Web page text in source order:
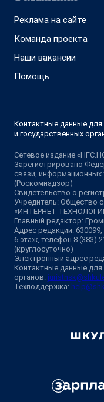
Реклама на сайте
Команда проекта
Наши вакансии
Помощь
Контактные данные
и государственных
Сетевое издание
Зарегистрировано
связи, информационных
(Роскомнадзор)
Свидетельство о
Учредитель: Общество
«ИНТЕРНЕТ
Главный редактор:
Адрес редакции:
6 этаж, телефон 8 (383)
(круглосуточно)
Электронный адрес
Контактные данные
органов:
Техподдержка: